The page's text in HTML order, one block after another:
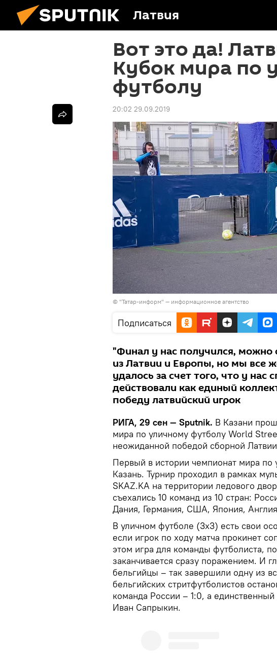
Латвия
Вот это да!
Кубок мира по
футболу
20:02 29.09.2019
© "Татар-информ" — информационное агентство
Подписаться
"Финал у нас получился, можно
из Латвии и Европы, но мы все
удалось за счет того, что у
действовали как единый
победу латвийский игрок
РИГА, 29 сен — Sputnik. В Казани
мира по уличному футболу World
неожиданной победой сборной
Первый в истории чемпионат мира по
Казань. Турнир проходил в рамках
SKAZ.KA на территории ледового
съехались 10 команд из 10 стран:
Дания, Германия, США, Япония,
В уличном футболе (3х3) есть свои
если игрок по ходу матча прокинет
этом игра для команды футболиста,
заканчивается сразу поражением. И
бельгийцы – так завершили одну из
бельгийских стритфутболистов
команда России – 1:0, а
Иван Сапрыкин.